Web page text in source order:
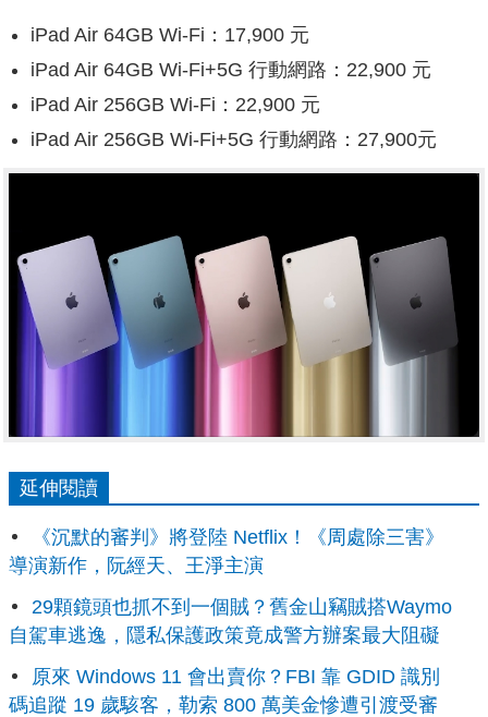
iPad Air 64GB Wi-Fi：17,900 元
iPad Air 64GB Wi-Fi+5G 行動網路：22,900 元
iPad Air 256GB Wi-Fi：22,900 元
iPad Air 256GB Wi-Fi+5G 行動網路：27,900元
延伸閱讀
《沉默的審判》將登陸 Netflix！《周處除三害》
導演新作，阮經天、王淨主演
29顆鏡頭也抓不到一個賊？舊金山竊賊搭Waymo
自駕車逃逸，隱私保護政策竟成警方辦案最大阻礙
原來 Windows 11 會出賣你？FBI 靠 GDID 識別
碼追蹤 19 歲駭客，勒索 800 萬美金慘遭引渡受審